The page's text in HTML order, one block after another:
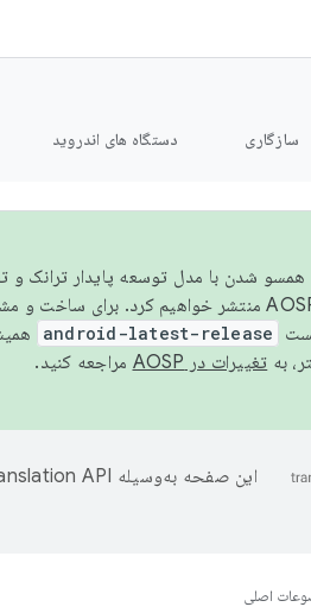
سازگاری دستگاه های اندروید
۲۰۲۶، برای همسو شدن با مدل توسعه پایدار
android-latest-release
به تغییرات در AOSP مراجعه کنید.
این صفحه به‌وسیله
اصلی